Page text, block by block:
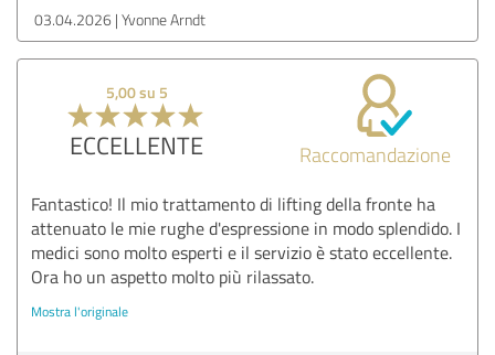
03.04.2026 Yvonne Arndt
5,00 su 5
ECCELLENTE Raccomandazione
Fantastico! Il mio trattamento di lifting della fronte ha
attenuato le mie rughe d'espressione in modo splendido. I
medici sono molto esperti e il servizio è stato eccellente.
Ora ho un aspetto molto più rilassato.
Mostra l'originale